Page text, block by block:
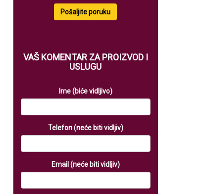
Pošaljite poruku
VAŠ KOMENTAR ZA PROIZVOD I
USLUGU
Ime (biće vidljivo)
Telefon (neće biti vidljiv)
Email (neće biti vidljiv)